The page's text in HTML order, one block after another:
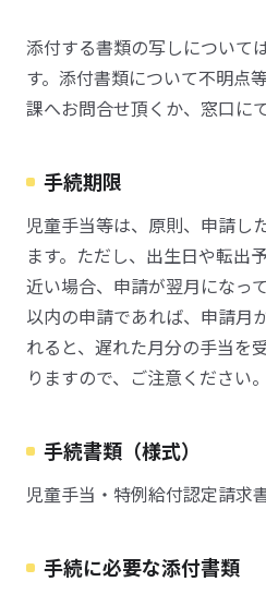
添付する書類の写しについて
す。添付書類について不明点
課へお問合せ頂くか、窓口に
手続期限
児童手当等は、原則、申請し
ます。ただし、出生日や転出
近い場合、申請が翌月になっ
以内の申請であれば、申請月
れると、遅れた月分の手当を
りますので、ご注意ください。
手続書類（様式）
児童手当・特例給付認定請求
手続に必要な添付書類